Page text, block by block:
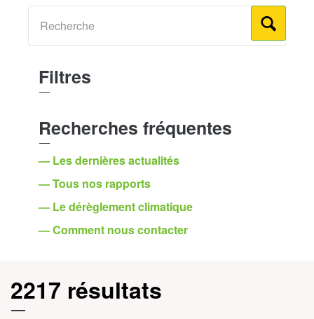
Filtres
Recherches fréquentes
— Les dernières actualités
— Tous nos rapports
— Le dérèglement climatique
— Comment nous contacter
2217 résultats